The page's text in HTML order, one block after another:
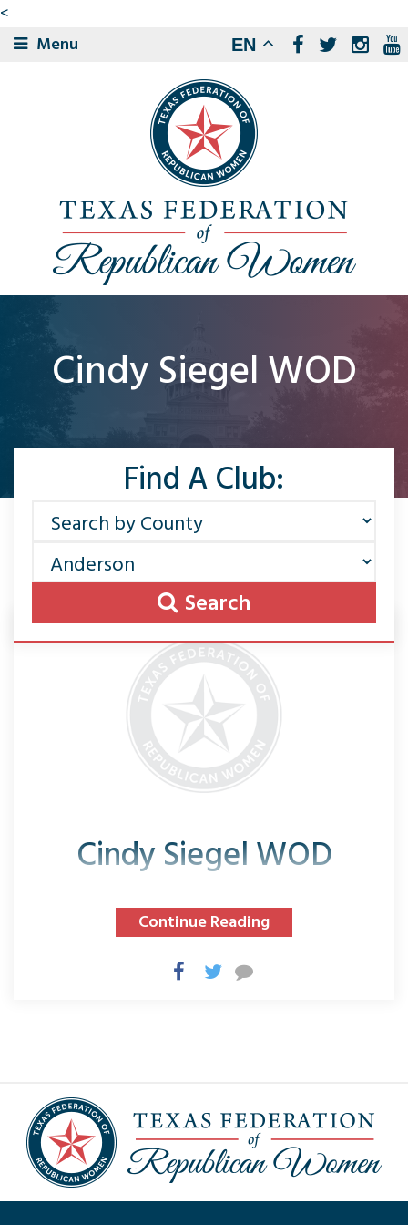
<
Menu
EN
Cindy Siegel WOD
Find A Club:
Search
Cindy Siegel WOD
Continue Reading